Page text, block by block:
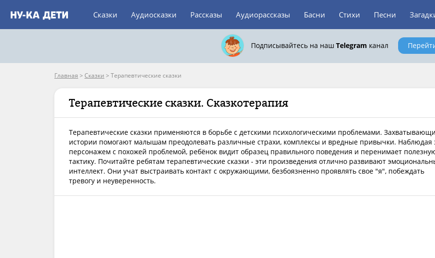
Сказки Аудиосказки Рассказы Аудиорассказы Басни Стихи Песни
Подписывайтесь на наш Telegram канал
Главная > Сказки > Терапевтические сказки
Терапевтические сказки. Сказкотерапия
Терапевтические сказки применяются в борьбе с детскими психологическими проблемами.
истории помогают малышам преодолевать различные страхи, комплексы и вредные привычки. Наблюдая
персонажем с похожей проблемой, ребёнок видит образец правильного поведения и перенимает
тактику. Почитайте ребятам терапевтические сказки - эти произведения отлично развивают
интеллект. Они учат выстраивать контакт с окружающими, безбоязненно проявлять свое "я", побеждать
тревогу и неуверенность.